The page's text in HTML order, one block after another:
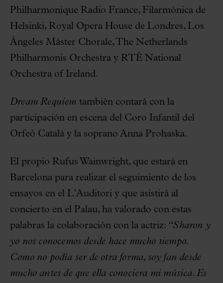
Philharmonique Radio France, Filarmónica de
Helsinki, Royal Opera House de Londres, Los
Ángeles Máster Chorale, The Netherlands
Philharmonis Orchestra y RTÉ National
Orchestra of Ireland.
Dream Requiem también contará con la
participación en escena del Coro Infantil del
Orfeó Català y la soprano Anna Prohaska.
El propio Rufus Wainwright, que estará en
Barcelona para realizar el seguimiento de los
ensayos en el L’Auditori y que asistirá al
concierto en el Palau, ha valorado con estas
palabras la colaboración con la actriz: “Sharon y
yo nos conocemos desde hace mucho tiempo.
Como no podía ser de otra forma, soy fan desde
mucho antes de que ella conociera mi música. Es